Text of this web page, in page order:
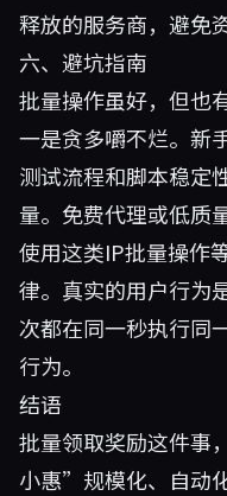
释放的服务商，避免
六、避坑指南
批量操作虽好，但也
一是贪多嚼不烂。新
测试流程和脚本稳定
量。免费代理或低质
使用这类IP批量操作
律。真实的用户行为
次都在同一秒执行同
行为。
结语
批量领取奖励这件事
小惠”规模化、自动